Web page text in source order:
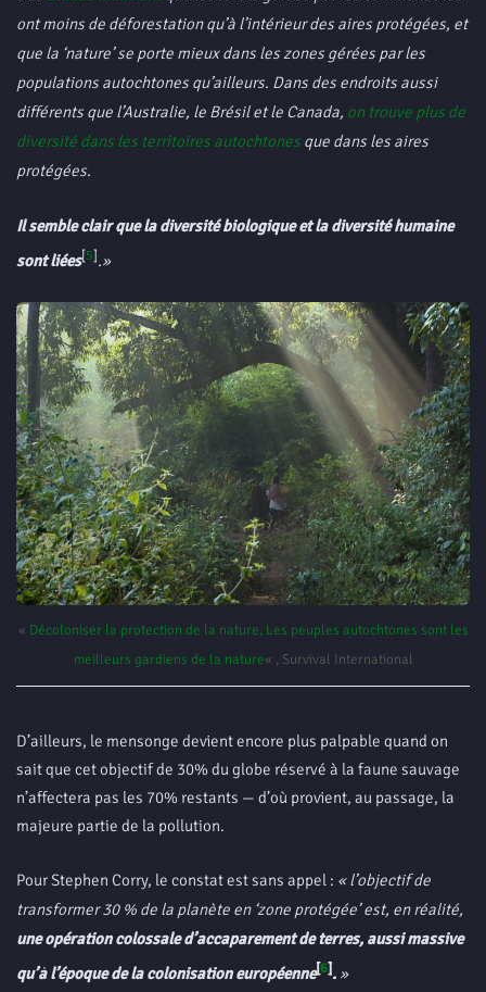
ont moins de déforestation qu’à l’intérieur des aires protégées, et
que la ‘nature’ se porte mieux dans les zones gérées par les
populations autochtones qu’ailleurs. Dans des endroits aussi
différents que l’Australie, le Brésil et le Canada, on trouve plus de
diversité dans les territoires autochtones que dans les aires
protégées.
Il semble clair que la diversité biologique et la diversité humaine
sont liées[5].»
« Décoloniser la protection de la nature, Les peuples autochtones sont les
meilleurs gardiens de la nature« , Survival International
D’ailleurs, le mensonge devient encore plus palpable quand on
sait que cet objectif de 30% du globe réservé à la faune sauvage
n’affectera pas les 70% restants — d’où provient, au passage, la
majeure partie de la pollution.
Pour Stephen Corry, le constat est sans appel : « l’objectif de
transformer 30 % de la planète en ‘zone protégée’ est, en réalité,
une opération colossale d’accaparement de terres, aussi massive
qu’à l’époque de la colonisation européenne[6]. »